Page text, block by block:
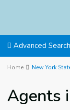
Advanced Search
Home New York
Agents